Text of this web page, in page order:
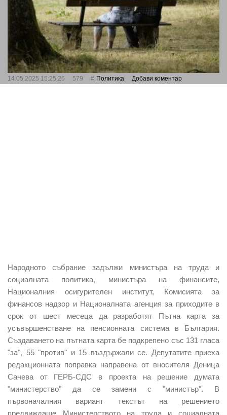
14.05.2025 15:25:26 579 Политика Добави коментар
Народното събрание задължи министъра на труда и
социалната политика, министъра на финансите,
Националния осигурителен институт, Комисията за
финансов надзор и Националната агенция за приходите в
срок от шест месеца да разработят Пътна карта за
усъвършенстване на пенсионната система в България.
Създаването на пътната карта бе подкрепено със 131 гласа
"за", 55 "против" и 15 въздържали се. Депутатите приеха
редакционната поправка направена от вносителя Деница
Сачева от ГЕРБ-СДС в проекта на решение думата
"министерство" да се замени с "министър". В
първоначалния вариант текстът на решението
предвиждаше Министерството на труда и социалната